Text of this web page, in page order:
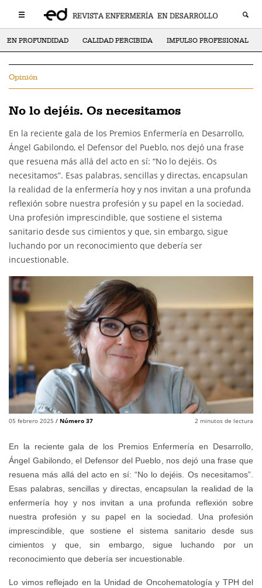
EN PROFUNDIDAD CALIDAD PERCIBIDA IMPULSO PROFESIONAL
Opinión
No lo dejéis. Os necesitamos
En la reciente gala de los Premios Enfermería en Desarrollo,
Ángel Gabilondo, el Defensor del Pueblo, nos dejó una frase
que resuena más allá del acto en sí: “No lo dejéis. Os
necesitamos”. Esas palabras, sencillas y directas, encapsulan
la realidad de la enfermería hoy y nos invitan a una profunda
reflexión sobre nuestra profesión y su papel en la sociedad.
Una profesión imprescindible, que sostiene el sistema
sanitario desde sus cimientos y que, sin embargo, sigue
luchando por un reconocimiento que debería ser
incuestionable.
05 febrero 2025 / Número 37 2 minutos de lectura
En la reciente gala de los Premios Enfermería en Desarrollo,
Ángel Gabilondo, el Defensor del Pueblo, nos dejó una frase que
resuena más allá del acto en sí: “No lo dejéis. Os necesitamos”.
Esas palabras, sencillas y directas, encapsulan la realidad de la
enfermería hoy y nos invitan a una profunda reflexión sobre
nuestra profesión y su papel en la sociedad. Una profesión
imprescindible, que sostiene el sistema sanitario desde sus
cimientos y que, sin embargo, sigue luchando por un
reconocimiento que debería ser incuestionable.
Lo vimos reflejado en la Unidad de Oncohematología y TPH del